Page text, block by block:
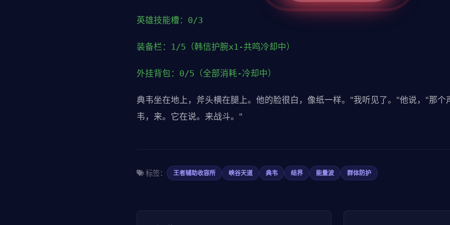
英雄技能槽：0/3
装备栏：1/5（韩信护腕x1-共鸣冷却中）
外挂背包：0/5（全部消耗-冷却中）
典韦坐在地上，斧头横在腿上。他的脸很白，像纸一样。"我听见了。"他说，"那个
韦，来。它在说。来战斗。"
标签： 王者辅助收容所 峡谷天道 典韦 结界 能量波 群体防护